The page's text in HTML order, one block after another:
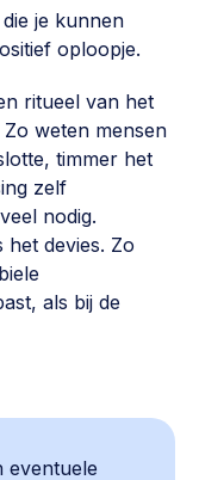
je kunnen
oploopje.
ritueel van het
weten mensen
timmer het
zelf
nodig.
devies. Zo
als bij de
eventuele